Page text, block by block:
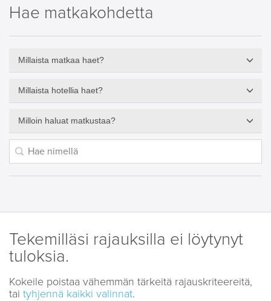
Hae matkakohdetta
Millaista matkaa haet?
Millaista hotellia haet?
Milloin haluat matkustaa?
Tekemilläsi rajauksilla ei löytynyt
tuloksia.
Kokeile poistaa vähemmän tärkeitä rajauskriteereitä,
tai tyhjennä kaikki valinnat.